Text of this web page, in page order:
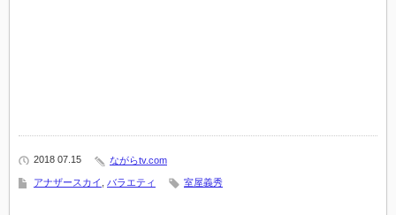
2018 07.15 ながらtv.com
アナザースカイ バラエティ 室屋義秀